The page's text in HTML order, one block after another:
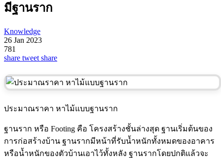
มีฐานราก
Knowledge
26 Jan 2023
781
share tweet share
ประมาณราคา หาไม้แบบฐานราก
ฐานราก หรือ Footing คือ โครงสร้างชั้นล่างสุด ฐานเริ่มต้นของ
การก่อสร้างบ้าน ฐานรากมีหน้าที่รับน้ำหนักทั้งหมดของอาคาร
หรือน้ำหนักของตัวบ้านเอาไว้ทั้งหลัง ฐานรากโดยปกติแล้วจะ